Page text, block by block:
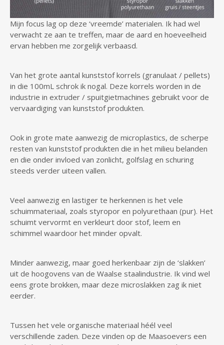
Mijn focus lag op deze ‘vreemde’ materialen. Ik had wel
verwacht ze aan te treffen, maar de aard en hoeveelheid
ervan hebben me zorgelijk verbaasd.
Van het grote aantal kunststof korrels (granulaat / pellets)
in die 100mL schrok ik nogal. Deze korrels worden in de
industrie in extruder / spuitgietmachines gebruikt voor de
vervaardiging van kunststof produkten.
Ook in grote mate aanwezig de microplastics, de scherpe
resten van kunststof produkten die in het milieu belanden
en die onder invloed van zonlicht, golfslag en schuring
steeds verder uiteen vallen.
Veel aanwezig en lastiger te herkennen is het vele
schuimmateriaal, zoals styropor en polyurethaan (pur). Het
schuimt vervormt en verkleurt door stof, leem en
schimmel waardoor het minder opvalt.
Minder aanwezig, maar goed herkenbaar zijn de ‘slakken’
uit de hoogovens van de Waalse staalindustrie. Ik vind wel
eens grote brokken, maar deze microslakken zag ik niet
eerder.
Tussen het vele organische materiaal héél veel
verschillende zaden. Deze vinden op de Maasoevers een